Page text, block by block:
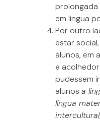
prolongada
em língua
Por outro
estar
alunos, em
e
pudessem
alunos a
língua
intercultural